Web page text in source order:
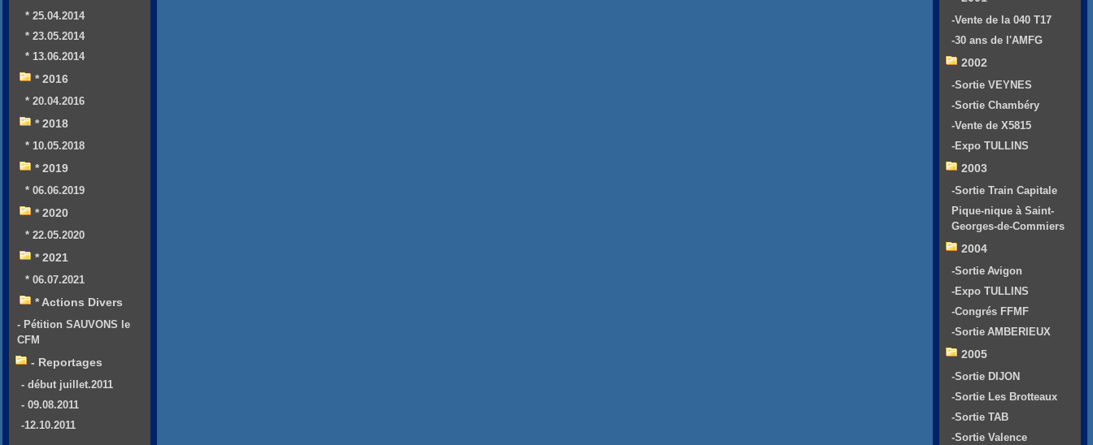
* 25.04.2014
* 23.05.2014
* 13.06.2014
* 2016
* 20.04.2016
* 2018
* 10.05.2018
* 2019
* 06.06.2019
* 2020
* 22.05.2020
* 2021
* 06.07.2021
* Actions Divers
- Pétition SAUVONS le
CFM
- Reportages
- début juillet.2011
- 09.08.2011
-12.10.2011
-Vente de la 040 T17
-30 ans de l'AMFG
2002
-Sortie VEYNES
-Sortie Chambéry
-Vente de X5815
-Expo TULLINS
2003
-Sortie Train Capitale
Pique-nique à Saint-
Georges-de-Commiers
2004
-Sortie Avigon
-Expo TULLINS
-Congrés FFMF
-Sortie AMBERIEUX
2005
-Sortie DIJON
-Sortie Les Brotteaux
-Sortie TAB
-Sortie Valence